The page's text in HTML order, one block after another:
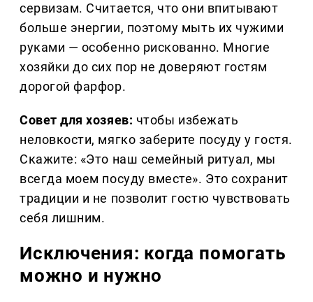
сервизам. Считается, что они впитывают
больше энергии, поэтому мыть их чужими
руками — особенно рискованно. Многие
хозяйки до сих пор не доверяют гостям
дорогой фарфор.
Совет для хозяев: чтобы избежать
неловкости, мягко заберите посуду у гостя.
Скажите: «Это наш семейный ритуал, мы
всегда моем посуду вместе». Это сохранит
традиции и не позволит гостю чувствовать
себя лишним.
Исключения: когда помогать
можно и нужно